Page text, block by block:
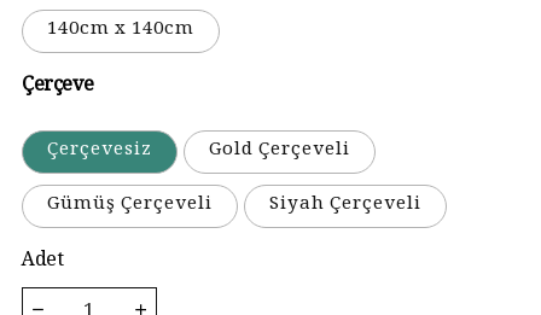
140cm x 140cm
Çerçeve
Çerçevesiz
Gold Çerçeveli
Gümüş Çerçeveli
Siyah Çerçeveli
Adet